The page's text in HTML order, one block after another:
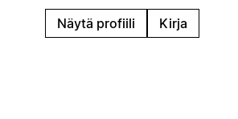
with your business.
Näytä profiili Kirja